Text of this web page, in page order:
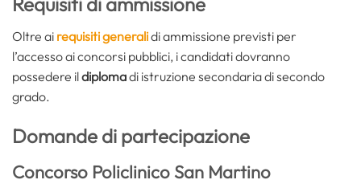
Oltre ai requisiti generalidi ammissione previsti per
l’accesso ai concorsi pubblici, i candidati dovranno
possedere ildiplomadi istruzione secondaria di secondo
grado.
Domande di partecipazione
Concorso Policlinico San Martino